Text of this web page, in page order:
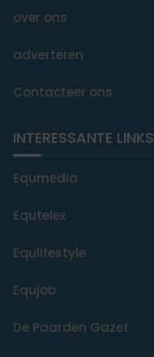
over ons
adverteren
Contacteer ons
INTERESSANTE LINKS
Equmedia
Equtelex
Equlifestyle
Equjob
De Paarden Gazet